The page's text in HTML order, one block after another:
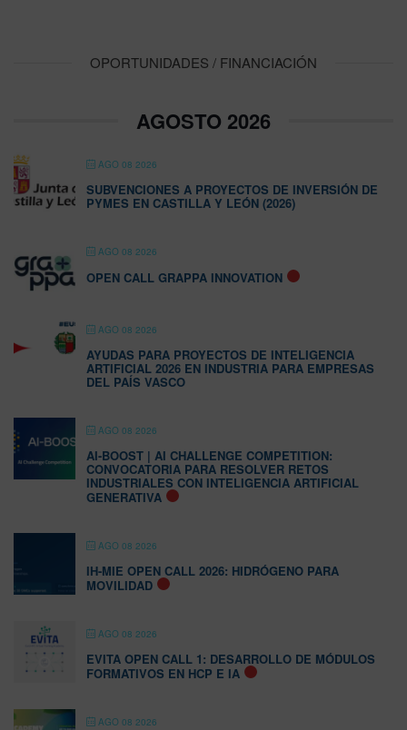
OPORTUNIDADES / FINANCIACIÓN
AGOSTO 2026
AGO 08 2026
SUBVENCIONES A PROYECTOS DE INVERSIÓN DE
PYMES EN CASTILLA Y LEÓN (2026)
AGO 08 2026
OPEN CALL GRAPPA INNOVATION
AGO 08 2026
AYUDAS PARA PROYECTOS DE INTELIGENCIA
ARTIFICIAL 2026 EN INDUSTRIA PARA EMPRESAS
DEL PAÍS VASCO
AGO 08 2026
AI-BOOST | AI CHALLENGE COMPETITION:
CONVOCATORIA PARA RESOLVER RETOS
INDUSTRIALES CON INTELIGENCIA ARTIFICIAL
GENERATIVA
AGO 08 2026
IH-MIE OPEN CALL 2026: HIDRÓGENO PARA
MOVILIDAD
AGO 08 2026
EVITA OPEN CALL 1: DESARROLLO DE MÓDULOS
FORMATIVOS EN HCP E IA
AGO 08 2026